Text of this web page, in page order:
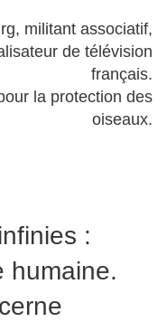
militant associatif,
de télévision
français.
la protection des
oiseaux.
:
humaine.